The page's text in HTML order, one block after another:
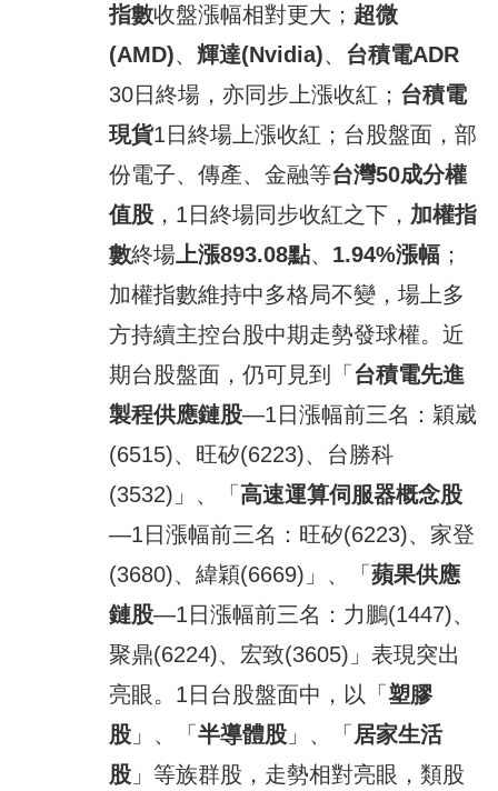
指數收盤漲幅相對更大； 超微
(AMD)、 輝達(Nvidia)、 台積電ADR
30日終場，亦同步上漲收紅； 台積電
現貨1日終場上漲收紅；台股盤面，部
份電子、傳產、金融等台灣50成分權
值股，1日終場同步收紅之下， 加權指
數終場上漲893.08點、 1.94%漲幅；
加權指數維持中多格局不變，場上多
方持續主控台股中期走勢發球權。近
期台股盤面，仍可見到「台積電先進
製程供應鏈股—1日漲幅前三名：穎崴
(6515)、旺矽(6223)、台勝科
(3532)」、「高速運算伺服器概念股
—1日漲幅前三名：旺矽(6223)、家登
(3680)、緯穎(6669)」、「蘋果供應
鏈股—1日漲幅前三名：力鵬(1447)、
聚鼎(6224)、宏致(3605)」表現突出
亮眼。1日台股盤面中，以「塑膠
股」、「半導體股」、「居家生活
股」等族群股，走勢相對亮眼，類股